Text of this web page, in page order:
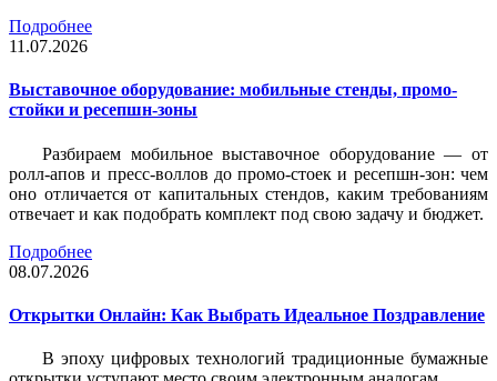
Подробнее
11.07.2026
Выставочное оборудование: мобильные стенды, промо-
стойки и ресепшн-зоны
Разбираем мобильное выставочное оборудование — от
ролл-апов и пресс-воллов до промо-стоек и ресепшн-зон: чем
оно отличается от капитальных стендов, каким требованиям
отвечает и как подобрать комплект под свою задачу и бюджет.
Подробнее
08.07.2026
Открытки Онлайн: Как Выбрать Идеальное Поздравление
В эпоху цифровых технологий традиционные бумажные